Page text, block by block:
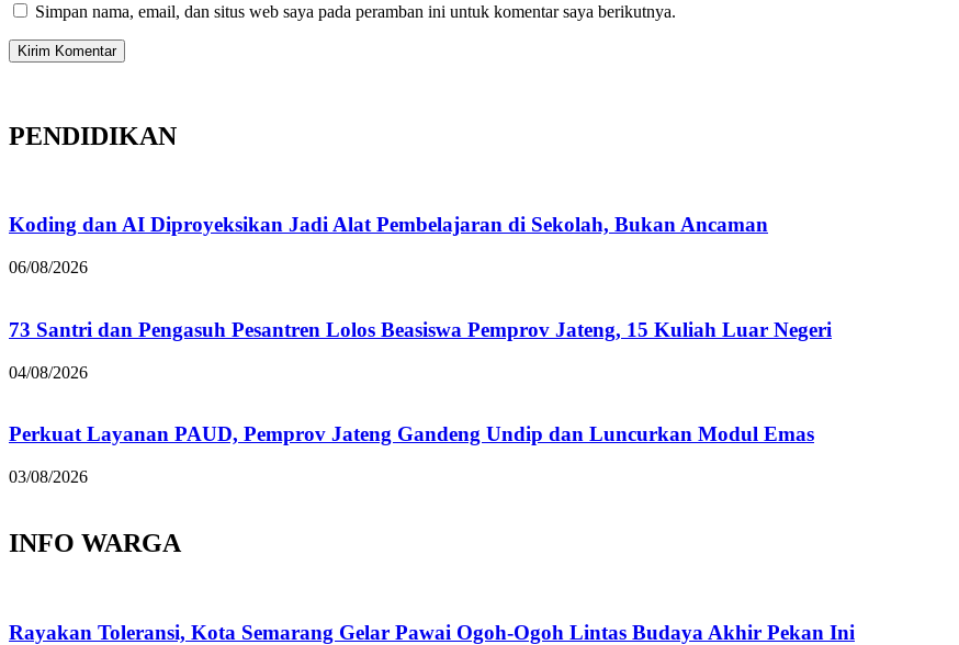
Simpan nama, email, dan situs web saya pada peramban ini untuk komentar saya berikutnya.
PENDIDIKAN
Koding dan AI Diproyeksikan Jadi Alat Pembelajaran di Sekolah, Bukan Ancaman
06/08/2026
73 Santri dan Pengasuh Pesantren Lolos Beasiswa Pemprov Jateng, 15 Kuliah Luar Negeri
04/08/2026
Perkuat Layanan PAUD, Pemprov Jateng Gandeng Undip dan Luncurkan Modul Emas
03/08/2026
INFO WARGA
Rayakan Toleransi, Kota Semarang Gelar Pawai Ogoh-Ogoh Lintas Budaya Akhir Pekan Ini